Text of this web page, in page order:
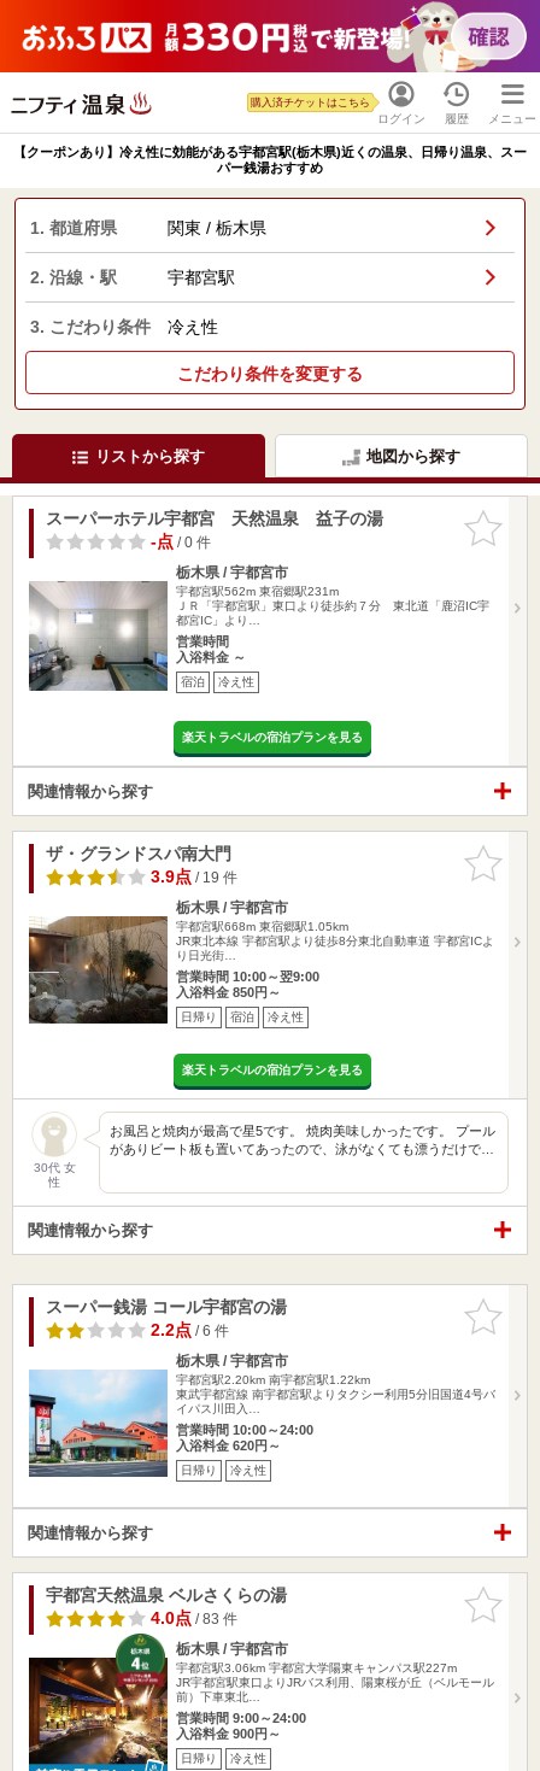
ログイン
購入済チケットはこちら
履歴 メニュー
【クーポンあり】冷え性に効能がある宇都宮駅(栃木県)近くの温泉、日帰り温泉、スー
パー銭湯おすすめ
1. 都道府県 関東 / 栃木県
2. 沿線・駅 宇都宮駅
3. こだわり条件 冷え性
こだわり条件を変更する
リストから探す 地図から探す
お気に入
りに追加
スーパーホテル宇都宮 天然温泉 益子の湯
-点/ 0 件
栃木県 / 宇都宮市
宇都宮駅562m 東宿郷駅231m
ＪＲ「宇都宮駅」東口より徒歩約７分 東北道「鹿沼IC宇
都宮IC」より…
営業時間
入浴料金 ～
宿泊 冷え性
楽天トラベルの宿泊プランを見る
関連情報から探す
お気に入
りに追加
ザ・グランドスパ南大門
3.9点/ 19 件
栃木県 / 宇都宮市
宇都宮駅668m 東宿郷駅1.05km
JR東北本線 宇都宮駅より徒歩8分東北自動車道 宇都宮ICよ
り日光街…
営業時間 10:00～翌9:00
入浴料金 850円～
日帰り 宿泊 冷え性
楽天トラベルの宿泊プランを見る
30代 女
性
お風呂と焼肉が最高で星5です。 焼肉美味しかったです。 プール
がありビート板も置いてあったので、泳がなくても漂うだけで…
関連情報から探す
お気に入
りに追加
スーパー銭湯 コール宇都宮の湯
2.2点/ 6 件
栃木県 / 宇都宮市
宇都宮駅2.20km 南宇都宮駅1.22km
東武宇都宮線 南宇都宮駅よりタクシー利用5分旧国道4号バ
イパス川田入…
営業時間 10:00～24:00
入浴料金 620円～
日帰り 冷え性
関連情報から探す
お気に入
りに追加
宇都宮天然温泉 ベルさくらの湯
4.0点/ 83 件
栃木県 / 宇都宮市
宇都宮駅3.06km 宇都宮大学陽東キャンパス駅227m
JR宇都宮駅東口よりJRバス利用、陽東桜が丘（ベルモール
前）下車東北…
営業時間 9:00～24:00
入浴料金 900円～
日帰り 冷え性